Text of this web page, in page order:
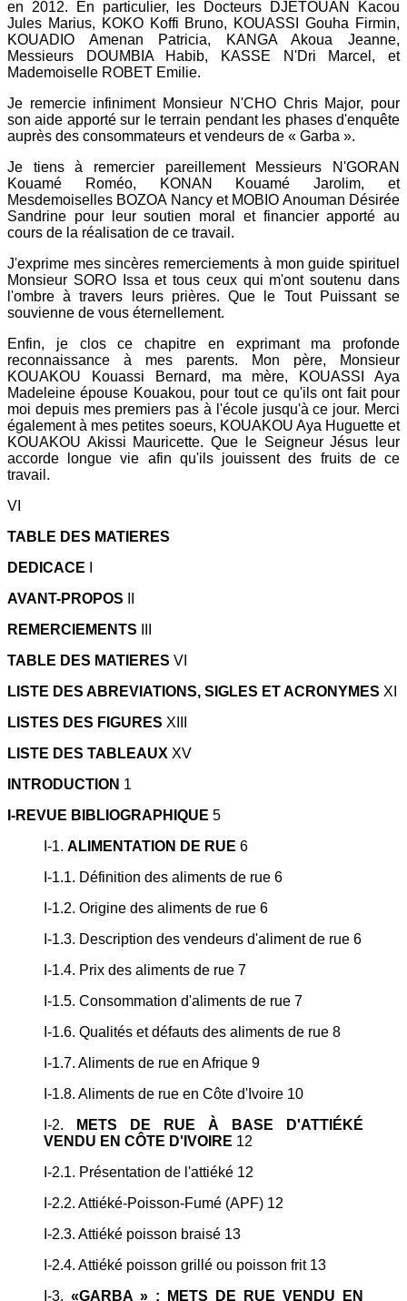
en 2012. En particulier, les Docteurs DJETOUAN Kacou
Jules Marius, KOKO Koffi Bruno, KOUASSI Gouha Firmin,
KOUADIO Amenan Patricia, KANGA Akoua Jeanne,
Messieurs DOUMBIA Habib, KASSE N'Dri Marcel, et
Mademoiselle ROBET Emilie.
Je remercie infiniment Monsieur N'CHO Chris Major, pour
son aide apporté sur le terrain pendant les phases d'enquête
auprès des consommateurs et vendeurs de « Garba ».
Je tiens à remercier pareillement Messieurs N'GORAN
Kouamé Roméo, KONAN Kouamé Jarolim, et
Mesdemoiselles BOZOA Nancy et MOBIO Anouman Désirée
Sandrine pour leur soutien moral et financier apporté au
cours de la réalisation de ce travail.
J'exprime mes sincères remerciements à mon guide spirituel
Monsieur SORO Issa et tous ceux qui m'ont soutenu dans
l'ombre à travers leurs prières. Que le Tout Puissant se
souvienne de vous éternellement.
Enfin, je clos ce chapitre en exprimant ma profonde
reconnaissance à mes parents. Mon père, Monsieur
KOUAKOU Kouassi Bernard, ma mère, KOUASSI Aya
Madeleine épouse Kouakou, pour tout ce qu'ils ont fait pour
moi depuis mes premiers pas à l'école jusqu'à ce jour. Merci
également à mes petites soeurs, KOUAKOU Aya Huguette et
KOUAKOU Akissi Mauricette. Que le Seigneur Jésus leur
accorde longue vie afin qu'ils jouissent des fruits de ce
travail.
VI
TABLE DES MATIERES
DEDICACE
AVANT-PROPOS
REMERCIEMENTS
TABLE DES MATIERES VI
LISTE DES ABREVIATIONS, SIGLES ET ACRONYMES XI
LISTES DES FIGURES XIII
LISTE DES TABLEAUX XV
INTRODUCTION 1
I-REVUE BIBLIOGRAPHIQUE 5
I-1. ALIMENTATION DE RUE 6
I-1.1. Définition des aliments de rue 6
I-1.2. Origine des aliments de rue 6
I-1.3. Description des vendeurs d'aliment de rue 6
I-1.4. Prix des aliments de rue 7
I-1.5. Consommation d'aliments de rue 7
I-1.6. Qualités et défauts des aliments de rue 8
I-1.7. Aliments de rue en Afrique 9
I-1.8. Aliments de rue en Côte d'Ivoire 10
I-2.
METS DE RUE À BASE D'ATTIÉKÉ
VENDU EN CÔTE D'IVOIRE 12
I-2.1. Présentation de l'attiéké 12
I-2.2. Attiéké-Poisson-Fumé (APF) 12
I-2.3. Attiéké poisson braisé 13
I-2.4. Attiéké poisson grillé ou poisson frit 13
I-3. «GARBA » : METS DE RUE VENDU EN